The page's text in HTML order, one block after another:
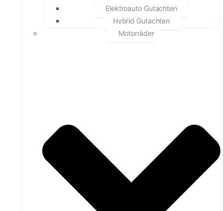
Elektroauto Gutachten
Hybrid Gutachten
Motorräder